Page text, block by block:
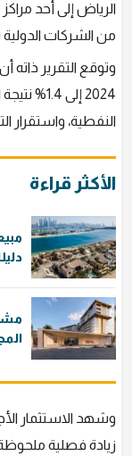
الرياض إلى أحد
من الشركات
وتوقع التقرير ذاته
النفطية، واستقرار
الأكثر قراءة
وشهد الاستثمار